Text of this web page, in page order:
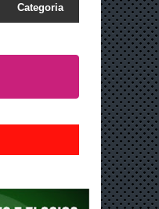
Categoria